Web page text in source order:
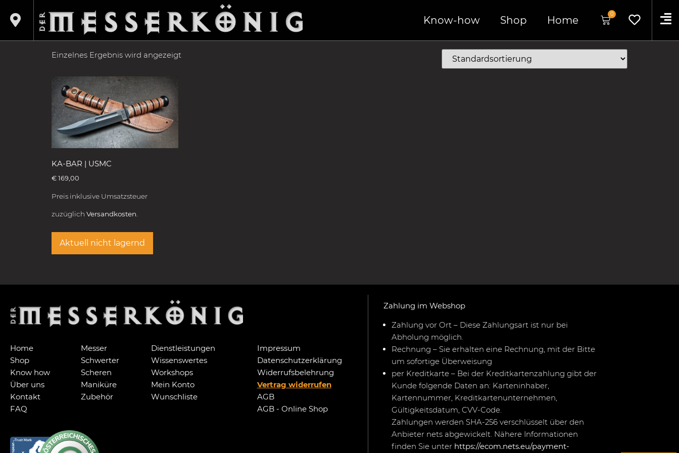
Know-how Shop Home
0
Produkte verschlagwortet mit „Semper Fi“
SEMPER FI
Einzelnes Ergebnis wird angezeigt
KA-BAR | USMC
€ 169,00
Preis inklusive Umsatzsteuer
zuzüglich Versandkosten.
Aktuell nicht lagernd
Home
Shop
Know how
Über uns
Kontakt
FAQ
Messer
Schwerter
Scheren
Maniküre
Zubehör
Dienstleistungen
Wissenswertes
Workshops
Mein Konto
Wunschliste
Impressum
Datenschutzerklärung
Widerrufsbelehrung
Vertrag widerrufen
AGB
AGB - Online Shop
Zahlung im Webshop
Zahlung vor Ort – Diese Zahlungsart ist nur bei
Abholung möglich.
Rechnung – Sie erhalten eine Rechnung, mit der Bitte
um sofortige Überweisung
per Kreditkarte – Bei der Kreditkartenzahlung gibt der
Kunde folgende Daten an: Karteninhaber,
Kartennummer, Kreditkartenunternehmen,
Gültigkeitsdatum, CVV-Code.
Zahlungen werden SHA-256 verschlüsselt über den
Anbieter nets abgewickelt. Nähere Informationen
finden Sie unter https://ecom.nets.eu/payment-